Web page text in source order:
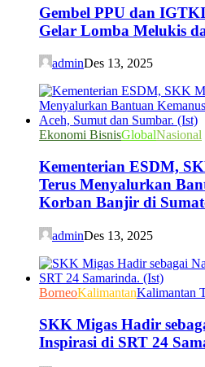
Gembel PPU dan
Gelar Lomba Melukis
adminDes 13, 2025
Ekonomi BisnisGlobalNasional
Kementerian ESDM,
Terus Menyalurkan
Korban Banjir di
adminDes 13, 2025
BorneoKalimantanKalimantan
SKK Migas Hadir
Inspirasi di SRT 24